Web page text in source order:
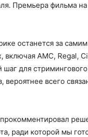
Премьера фильма
останется за
включая AMC, Regal,
для
всего
ради которой мы